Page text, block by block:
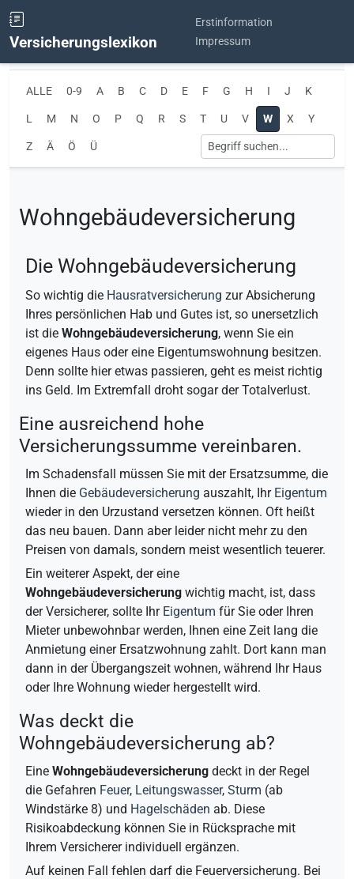
Versicherungslexikon
Erstinformation
Impressum
ALLE 0-9 A B C D E F G H I J K
L M N O P Q R S T U V W X Y
Z Ä Ö Ü
Wohngebäudeversicherung
Die Wohngebäudeversicherung
So wichtig die Hausratversicherung zur Absicherung
Ihres persönlichen Hab und Gutes ist, so unersetzlich
ist die Wohngebäudeversicherung, wenn Sie ein
eigenes Haus oder eine Eigentumswohnung besitzen.
Denn sollte hier etwas passieren, geht es meist richtig
ins Geld. Im Extremfall droht sogar der Totalverlust.
Eine ausreichend hohe
Versicherungssumme vereinbaren.
Im Schadensfall müssen Sie mit der Ersatzsumme, die
Ihnen die Gebäudeversicherung auszahlt, Ihr Eigentum
wieder in den Urzustand versetzen können. Oft heißt
das neu bauen. Dann aber leider nicht mehr zu den
Preisen von damals, sondern meist wesentlich teuerer.
Ein weiterer Aspekt, der eine
Wohngebäudeversicherung wichtig macht, ist, dass
der Versicherer, sollte Ihr Eigentum für Sie oder Ihren
Mieter unbewohnbar werden, Ihnen eine Zeit lang die
Anmietung einer Ersatzwohnung zahlt. Dort kann man
dann in der Übergangszeit wohnen, während Ihr Haus
oder Ihre Wohnung wieder hergestellt wird.
Was deckt die
Wohngebäudeversicherung ab?
Eine Wohngebäudeversicherung deckt in der Regel
die Gefahren Feuer, Leitungswasser, Sturm (ab
Windstärke 8) und Hagelschäden ab. Diese
Risikoabdeckung können Sie in Rücksprache mit
Ihrem Versicherer individuell ergänzen.
Auf keinen Fall fehlen darf die Feuerversicherung. Bei